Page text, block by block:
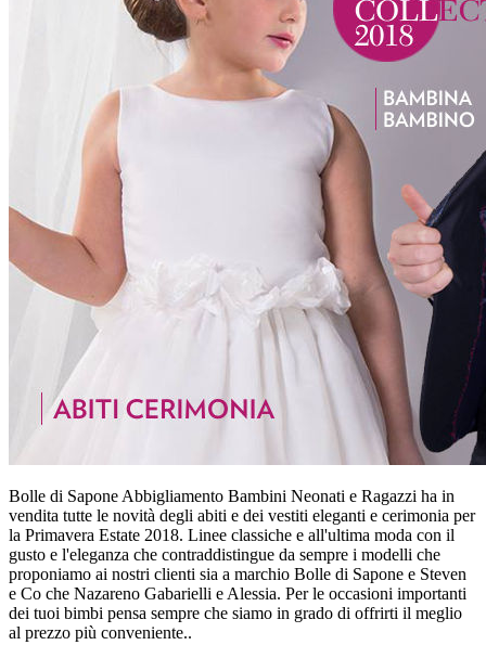
Bolle di Sapone Abbigliamento Bambini Neonati e Ragazzi ha in
vendita tutte le novità degli abiti e dei vestiti eleganti e cerimonia per
la Primavera Estate 2018. Linee classiche e all'ultima moda con il
gusto e l'eleganza che contraddistingue da sempre i modelli che
proponiamo ai nostri clienti sia a marchio Bolle di Sapone e Steven
e Co che Nazareno Gabarielli e Alessia. Per le occasioni importanti
dei tuoi bimbi pensa sempre che siamo in grado di offrirti il meglio
al prezzo più conveniente..